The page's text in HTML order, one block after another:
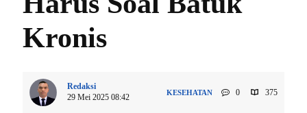
Kronis
Redaksi
29 Mei 2025 08:42
KESEHATAN 0 375